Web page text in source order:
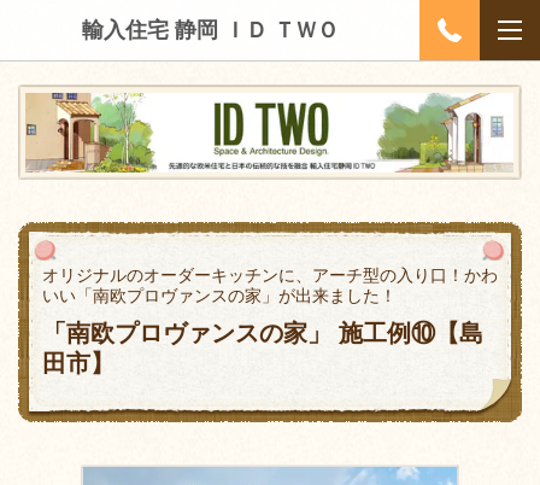
輸入住宅 静岡 ＩＤ ＴＷＯ
オリジナルのオーダーキッチンに、アーチ型の入り口！かわ
いい「南欧プロヴァンスの家」が出来ました！
「南欧プロヴァンスの家」 施工例⑩【島
田市】